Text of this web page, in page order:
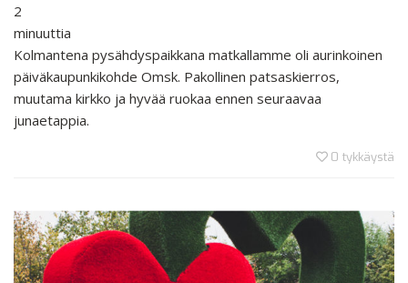
2
minuuttia
Kolmantena pysähdyspaikkana matkallamme oli aurinkoinen
päiväkaupunkikohde Omsk. Pakollinen patsaskierros,
muutama kirkko ja hyvää ruokaa ennen seuraavaa
junaetappia.
0 tykkäystä